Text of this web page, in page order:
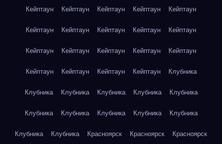
Кейптаун Кейптаун Кейптаун Кейптаун Кейптаун
Кейптаун Кейптаун Кейптаун Кейптаун Кейптаун
Кейптаун Кейптаун Кейптаун Кейптаун Кейптаун
Кейптаун Кейптаун Кейптаун Кейптаун Клубника
Клубника Клубника Клубника Клубника Клубника
Клубника Клубника Клубника Клубника Клубника
Клубника Клубника Красноярск Красноярск Красноярск